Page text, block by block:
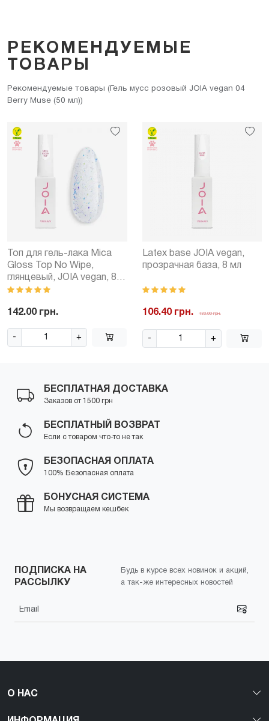
РЕКОМЕНДУЕМЫЕ
ТОВАРЫ
Рекомендуемые товары (Гель мусс розовый JOIA vegan 04
Berry Muse (50 мл))
Топ для гель-лака Mica
Gloss Top No Wipe,
глянцевый, JOIA vegan, 8
мл
142.00 грн.
- +
Latex base JOIA vegan,
прозрачная база, 8 мл
106.40 грн. 133.00 грн.
- +
БЕСПЛАТНАЯ ДОСТАВКА
Заказов от 1500 грн
БЕСПЛАТНЫЙ ВОЗВРАТ
Если с товаром что-то не так
БЕЗОПАСНАЯ ОПЛАТА
100% Безопасная оплата
БОНУСНАЯ СИСТЕМА
Мы возвращаем кешбек
ПОДПИСКА НА
РАССЫЛКУ
Будь в курсе всех новинок и акций,
а так-же интересных новостей
О НАС